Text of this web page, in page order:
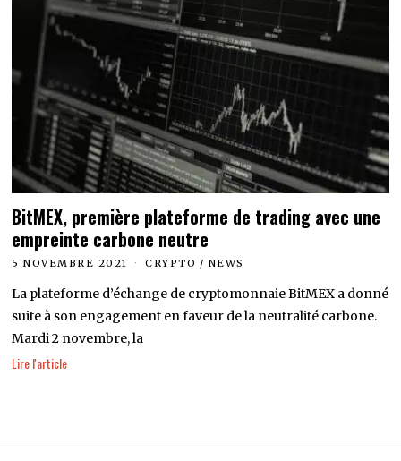
BitMEX, première plateforme de trading avec une
empreinte carbone neutre
5 NOVEMBRE 2021 CRYPTO / NEWS
La plateforme d’échange de cryptomonnaie BitMEX a donné
suite à son engagement en faveur de la neutralité carbone.
Mardi 2 novembre, la
Lire l'article